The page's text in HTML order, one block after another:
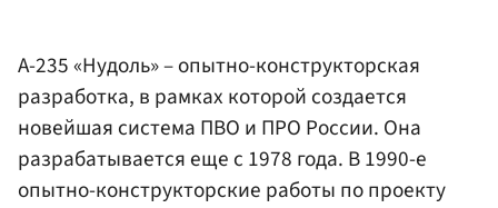
А-235 «Нудоль» – опытно-конструкторская
разработка, в рамках которой создается
новейшая система ПВО и ПРО России. Она
разрабатывается еще с 1978 года. В 1990-е
опытно-конструкторские работы по проекту